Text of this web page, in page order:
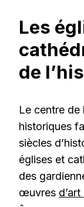
Les
de
Le centre de
historiques
siècles
églises et
des
œuvres